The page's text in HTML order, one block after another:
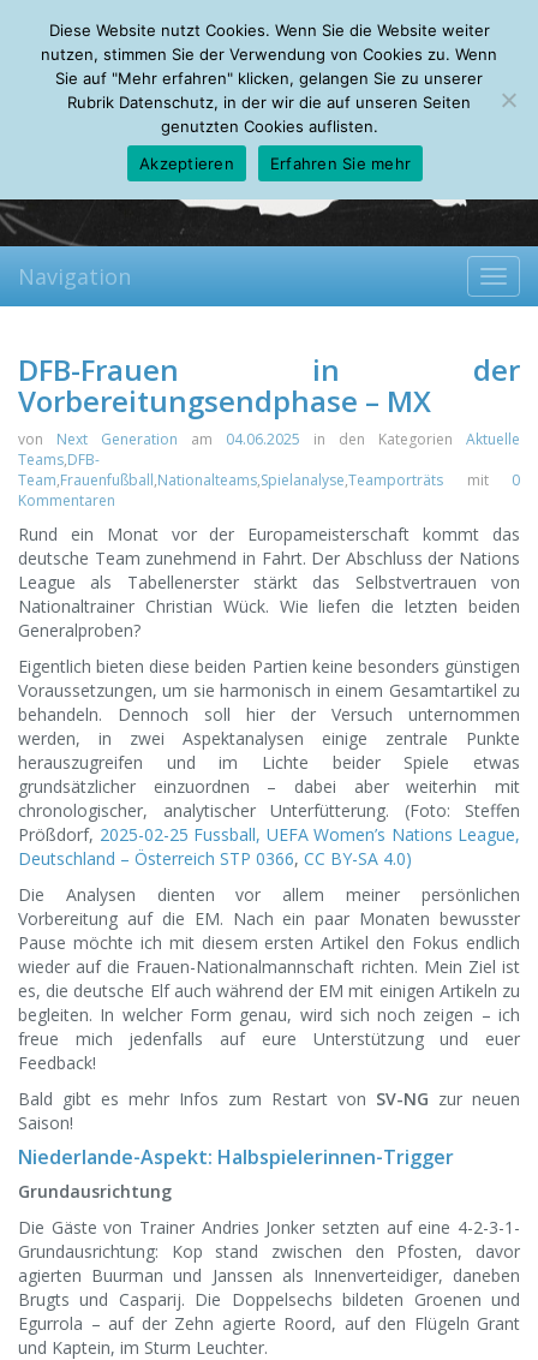
Thursday, 06.08.2026
Mein Account
About Autoren Leseempfehlungen FAQ
Navigation
DFB-Frauen in der
Vorbereitungsendphase – MX
von Next Generation am 04.06.2025 in den Kategorien Aktuelle
Teams,DFB-
Team,Frauenfußball,Nationalteams,Spielanalyse,Teamporträts mit 0
Kommentaren
Rund ein Monat vor der Europameisterschaft kommt das
deutsche Team zunehmend in Fahrt. Der Abschluss der Nations
League als Tabellenerster stärkt das Selbstvertrauen von
Nationaltrainer Christian Wück. Wie liefen die letzten beiden
Generalproben?
Eigentlich bieten diese beiden Partien keine besonders günstigen
Voraussetzungen, um sie harmonisch in einem Gesamtartikel zu
behandeln. Dennoch soll hier der Versuch unternommen
werden, in zwei Aspektanalysen einige zentrale Punkte
herauszugreifen und im Lichte beider Spiele etwas
grundsätzlicher einzuordnen – dabei aber weiterhin mit
chronologischer, analytischer Unterfütterung. (Foto: Steffen
Prößdorf, 2025-02-25 Fussball, UEFA Women’s Nations League,
Deutschland – Österreich STP 0366, CC BY-SA 4.0)
Die Analysen dienten vor allem meiner persönlichen
Vorbereitung auf die EM. Nach ein paar Monaten bewusster
Pause möchte ich mit diesem ersten Artikel den Fokus endlich
wieder auf die Frauen-Nationalmannschaft richten. Mein Ziel ist
es, die deutsche Elf auch während der EM mit einigen Artikeln zu
begleiten. In welcher Form genau, wird sich noch zeigen – ich
freue mich jedenfalls auf eure Unterstützung und euer
Feedback!
Bald gibt es mehr Infos zum Restart von SV-NG zur neuen
Saison!
Niederlande-Aspekt: Halbspielerinnen-Trigger
Grundausrichtung
Die Gäste von Trainer Andries Jonker setzten auf eine 4-2-3-1-
Grundausrichtung: Kop stand zwischen den Pfosten, davor
agierten Buurman und Janssen als Innenverteidiger, daneben
Brugts und Casparij. Die Doppelsechs bildeten Groenen und
Egurrola – auf der Zehn agierte Roord, auf den Flügeln Grant
und Kaptein, im Sturm Leuchter.
Diese Website nutzt Cookies. Wenn Sie die Website weiter
nutzen, stimmen Sie der Verwendung von Cookies zu. Wenn
Sie auf "Mehr erfahren" klicken, gelangen Sie zu unserer
Rubrik Datenschutz, in der wir die auf unseren Seiten
genutzten Cookies auflisten.
Akzeptieren
Erfahren Sie mehr